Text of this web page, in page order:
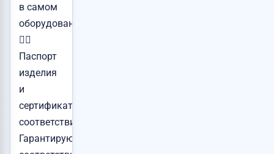
в самом
оборудовании:
👉🏻
Паспорт
изделия
и
сертификаты
соответствия:
Гарантируют